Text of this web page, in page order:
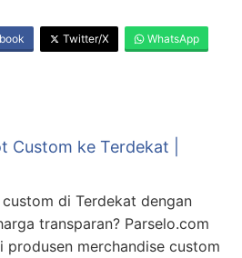
Twitter/X WhatsApp
Custom ke Terdekat |
di Terdekat dengan
transparan? Parselo.com
produsen merchandise custom